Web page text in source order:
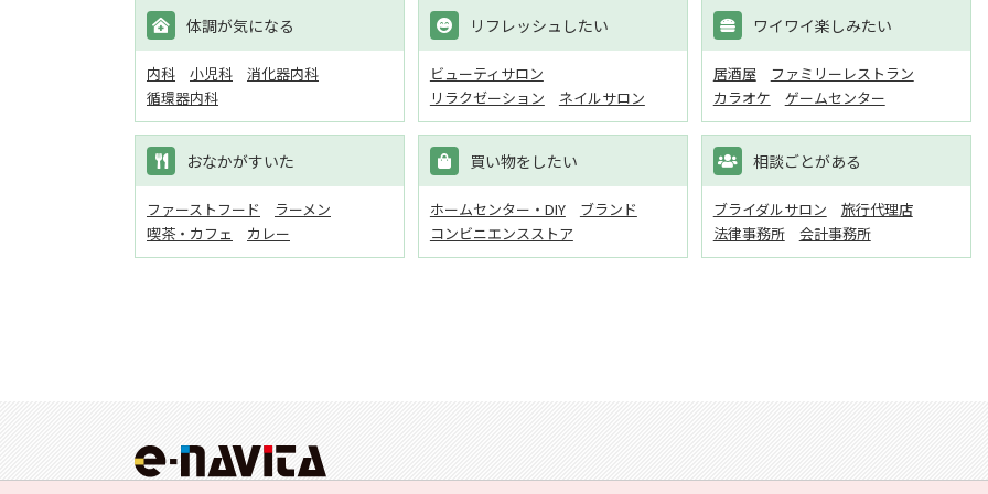
体調が気になる
内科 小児科
消化器内科
循環器内科
リフレッシュしたい
ビューティサロン
リラクゼーション
ネイルサロン
ワイワイ楽しみたい
居酒屋
ファミリーレストラン
カラオケ
ゲームセンター
おなかがすいた
ファーストフード
ラーメン
喫茶・カフェ
カレー
買い物をしたい
ホームセンター・DIY
ブランド
コンビニエンスストア
相談ごとがある
ブライダルサロン
旅行代理店
法律事務所
会計事務所